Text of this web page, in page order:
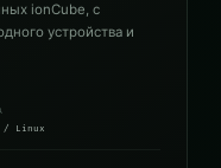
ionCube, с
устройства и
/ Linux